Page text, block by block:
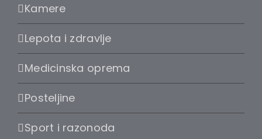
Kamere
Lepota i zdravlje
Medicinska oprema
Posteljine
Sport i razonoda